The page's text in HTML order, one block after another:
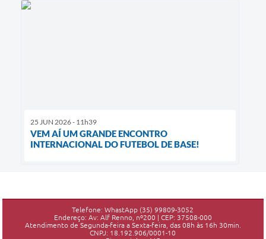
25 JUN 2026 - 11h39
VEM AÍ UM GRANDE ENCONTRO
INTERNACIONAL DO FUTEBOL DE BASE!
Telefone: WhastApp (35) 99809-3052
Endereço: Av: Alf Renno, nº200 | CEP: 37508-000
Atendimento de Segunda-feira a Sexta-feira, das 08h às 16h 30min.
CNPJ: 18.192.906/0001-10